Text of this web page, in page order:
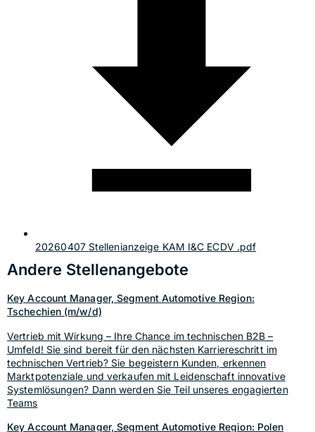
20260407 Stellenianzeige KAM I&C ECDV .pdf
Andere Stellenangebote
Key Account Manager, Segment Automotive Region:
Tschechien (m/w/d)
Vertrieb mit Wirkung – Ihre Chance im technischen B2B –
Umfeld! Sie sind bereit für den nächsten Karriereschritt im
technischen Vertrieb? Sie begeistern Kunden, erkennen
Marktpotenziale und verkaufen mit Leidenschaft innovative
Systemlösungen? Dann werden Sie Teil unseres engagierten
Teams
Key Account Manager, Segment Automotive Region: Polen